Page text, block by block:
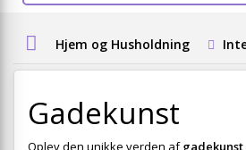
Hjem og Husholdning
Gadekunst
Oplev den unikke verden afgadekunst